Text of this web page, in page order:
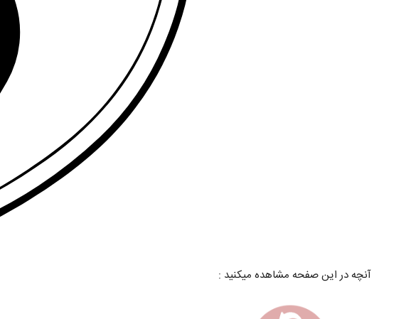
آنچه در این صفحه مشاهده میکنید :